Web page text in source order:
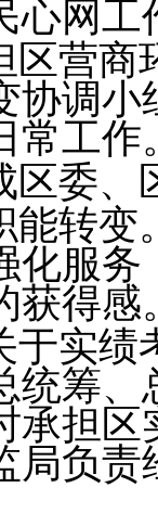
心网工
区营
协调
常工作
区委
能转
化服
获得感
于实
统筹
承担
局负